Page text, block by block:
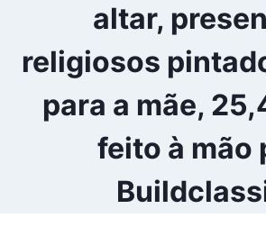
altar,
religiosos
para a mãe,
feito à mão